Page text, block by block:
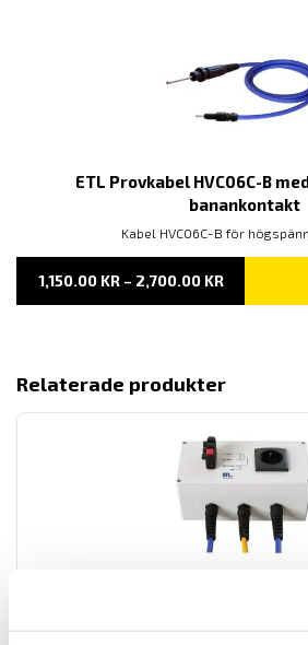
ETL Provkabel HVC06C-B
banankontakt
Kabel HVC06C-B för
1,150.00 KR – 2,700.00 KR
TILL
Relaterade produkter
Anslutningslådor för ETL
Praktiska anslutningslådor för ETL